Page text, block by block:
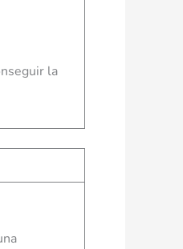
la